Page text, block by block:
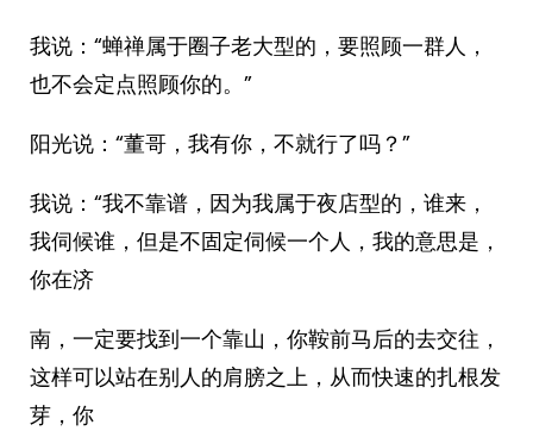
我说：“蝉禅属于圈子老大型的，要照顾一群人，
也不会定点照顾你的。”
阳光说：“董哥，我有你，不就行了吗？”
我说：“我不靠谱，因为我属于夜店型的，谁来，
我伺候谁，但是不固定伺候一个人，我的意思是，
你在济
南，一定要找到一个靠山，你鞍前马后的去交往，
这样可以站在别人的肩膀之上，从而快速的扎根发
芽，你